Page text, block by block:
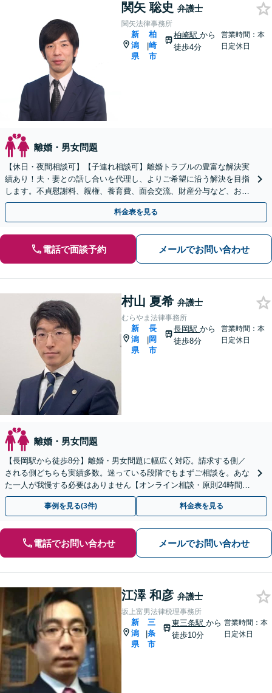
関矢 聡史 弁護士
関矢法律事務所
新
潟
県
|
柏
崎
市
柏崎駅から
徒歩4分
営業時間：本
日定休日
離婚・男女問題
【休日・夜間相談可】【子連れ相談可】離婚トラブルの豊富な解決実
績あり！夫・妻との話し合いを代理し、よりご希望に沿う解決を目指
します。不貞慰謝料、親権、養育費、面会交流、財産分与など、お気
軽にご相談ください【柏崎駅4分】【弁護士歴10年以上】
料金表を見る
電話で面談予約 メールでお問い合わせ
村山 夏希 弁護士
むらやま法律事務所
新
潟
県
|
長
岡
市
長岡駅から
徒歩8分
営業時間：本
日定休日
離婚・男女問題
【長岡駅から徒歩8分】離婚・男女問題に幅広く対応。請求する側／
される側どちらも実績多数。迷っている段階でもまずご相談を。あな
た一人が我慢する必要はありません【オンライン相談・原則24時間以
内回答】
事例を見る(3件) 料金表を見る
電話でお問い合わせ メールでお問い合わせ
江澤 和彦 弁護士
坂上富男法律税理事務所
新
潟
県
|
三
条
市
東三条駅 から
徒歩10分
営業時間：本
日定休日